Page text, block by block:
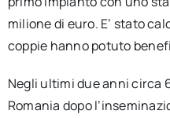
milione di euro. E’ stato
coppie hanno potuto
Negli ultimi due anni circa
Romania dopo